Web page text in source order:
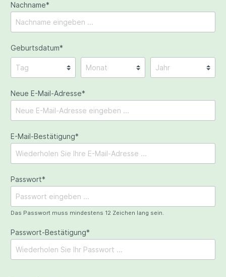
Nachname*
Geburtsdatum*
Neue E-Mail-Adresse*
E-Mail-Bestätigung*
Passwort*
Das Passwort muss mindestens 12 Zeichen lang sein.
Passwort-Bestätigung*